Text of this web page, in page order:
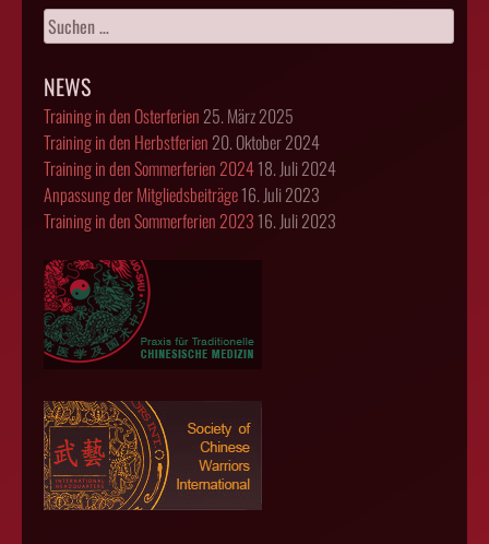
Suchen
nach:
NEWS
Training in den Osterferien25. März 2025
Training in den Herbstferien20. Oktober 2024
Training in den Sommerferien 202418. Juli 2024
Anpassung der Mitgliedsbeiträge16. Juli 2023
Training in den Sommerferien 2023 16. Juli 2023